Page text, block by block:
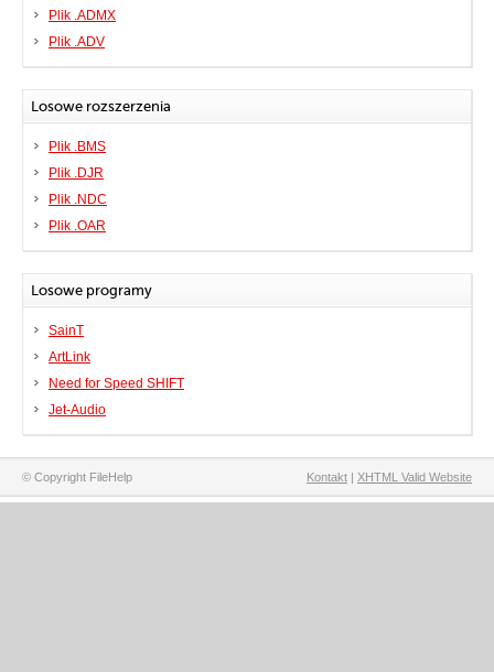
Plik .ADMX
Plik .ADV
Losowe rozszerzenia
Plik .BMS
Plik .DJR
Plik .NDC
Plik .OAR
Losowe programy
SainT
ArtLink
Need for Speed SHIFT
Jet-Audio
© Copyright FileHelp Kontakt | XHTML Valid Website